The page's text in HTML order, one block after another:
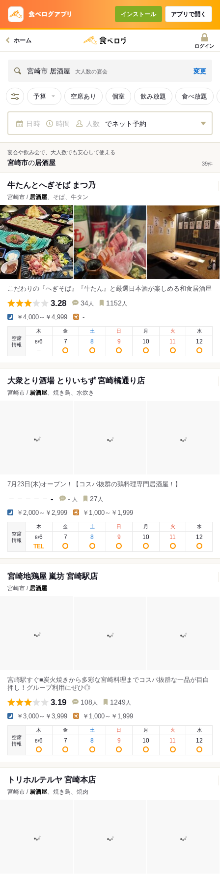
インストール アプリで開く
ホーム
ログイン
宮崎市 居酒屋 大人数の宴会 変更
予算 空席あり 個室 飲み放題 食べ放題
日時 時間 人数 でネット予約
宴会や飲み会で、大人数でも安心して使える
宮崎市の居酒屋 39件
牛たんとへぎそば まつ乃
宮崎市 / 居酒屋、そば、牛タン
こだわりの『へぎそば』『牛たん』と厳選日本酒が楽しめる和食居酒屋
3.28 34 人 1152 人
￥4,000～￥4,999 -
空席
情報
木
8/6
金
7
土
8
日
9
月
10
火
11
水
12
大衆とり酒場 とりいちず 宮崎橘通り店
宮崎市 / 居酒屋、焼き鳥、水炊き
7月23日(木)オープン！【コスパ抜群の鶏料理専門居酒屋！】
- - 人 27 人
￥2,000～￥2,999 ￥1,000～￥1,999
空席
情報
木
8/6
金
7
土
8
日
9
月
10
火
11
水
12
宮崎地鶏屋 嵐坊 宮崎駅店
宮崎市 / 居酒屋
宮崎駅すぐ■炭火焼きから多彩な宮崎料理までコスパ抜群な一品が目白
押し！グループ利用にぜひ◎
3.19 108 人 1249 人
￥3,000～￥3,999 ￥1,000～￥1,999
空席
情報
木
8/6
金
7
土
8
日
9
月
10
火
11
水
12
トリホルテルヤ 宮崎本店
宮崎市 / 居酒屋、焼き鳥、焼肉